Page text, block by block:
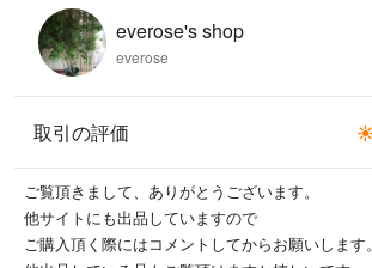
everose's shop
everose
取引の評価
ご覧頂きまして、ありがとうございます。
他サイトにも出品していますので
ご購入頂く際にはコメントしてからお願いします。